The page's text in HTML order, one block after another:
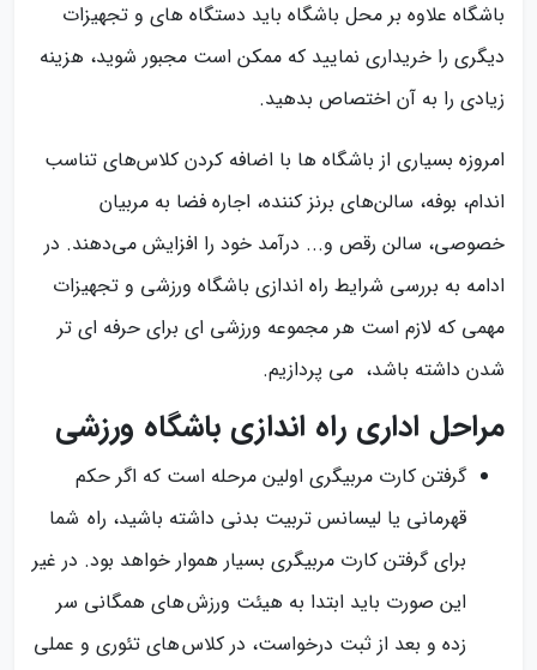
باشگاه علاوه بر محل باشگاه باید دستگاه های و تجهیزات
دیگری را خریداری نمایید که ممکن است مجبور شوید، هزینه
زیادی را به آن اختصاص بدهید.
امروزه بسیاری از باشگاه ها با اضافه کردن کلاس‌های تناسب
اندام، بوفه، سالن‌های برنز کننده، اجاره فضا به مربیان
خصوصی، سالن رقص و... درآمد خود را افزایش می‌دهند. در
ادامه به بررسی شرایط راه اندازی باشگاه ورزشی و تجهیزات
مهمی که لازم است هر مجموعه ورزشی ای برای حرفه ای تر
شدن داشته باشد، می پردازیم.
مراحل اداری راه اندازی باشگاه ورزشی
گرفتن کارت مربیگری اولین مرحله است که اگر حکم
قهرمانی یا لیسانس تربیت بدنی داشته باشید، راه شما
برای گرفتن کارت مربیگری بسیار هموار خواهد بود. در غیر
این صورت باید ابتدا به هیئت ورزش های همگانی سر
زده و بعد از ثبت درخواست، در کلاس های تئوری و عملی